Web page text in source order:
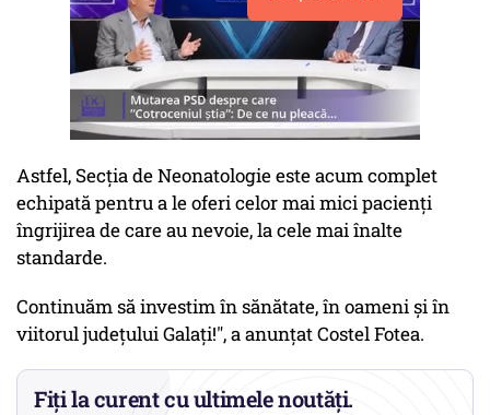
Astfel, Secția de Neonatologie este acum complet
echipată pentru a le oferi celor mai mici pacienți
îngrijirea de care au nevoie, la cele mai înalte
standarde.
Continuăm să investim în sănătate, în oameni și în
viitorul județului Galați!", a anunțat Costel Fotea.
Fiți la curent cu ultimele noutăți.